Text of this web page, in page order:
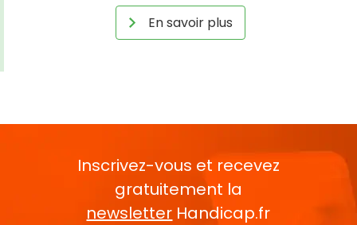
En savoir plus
Inscrivez-vous et recevez
gratuitement la
newsletter Handicap.fr